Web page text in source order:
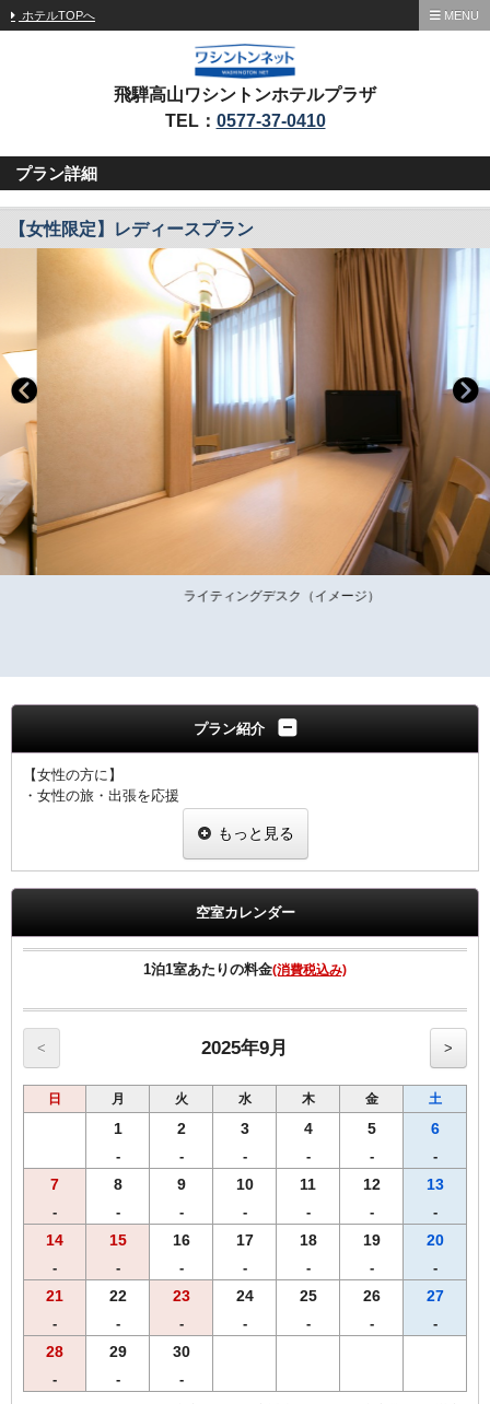
ホテルTOPへ MENU
飛騨高山ワシントンホテルプラザ
TEL： 0577-37-0410
プラン詳細
【女性限定】レディースプラン
ライティングデスク（イメージ）
プラン紹介
【女性の方に】
・女性の旅・出張を応援
ピュアスマイル eyeしてる
ジュレーム ノンシリコンシャンプー・トリートメント
※内容については変更になることもあります。ご了承下さい。
完備。
・ご宿泊者様専用の大浴場をご利用いただけます。
もっと見る
空室カレンダー
1泊1室あたりの料金(消費税込み)
< 2025年9月 >
日 月 火 水 木 金 土
1
-
2
-
3
-
4
-
5
-
6
-
7
-
8
-
9
-
10
-
11
-
12
-
13
-
14
-
15
-
16
-
17
-
18
-
19
-
20
-
21
-
22
-
23
-
24
-
25
-
26
-
27
-
28
-
29
-
30
-